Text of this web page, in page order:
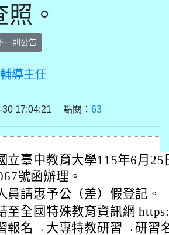
。
一則公告
輔導主任
30 17:04:21 點閱： 63
立臺中教育大學115年6月
號函辦理。
員請惠予公（差）假登記。
至全國特殊教育資訊網
報名→大專特教研習→研習